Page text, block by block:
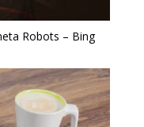
Robots – Bing